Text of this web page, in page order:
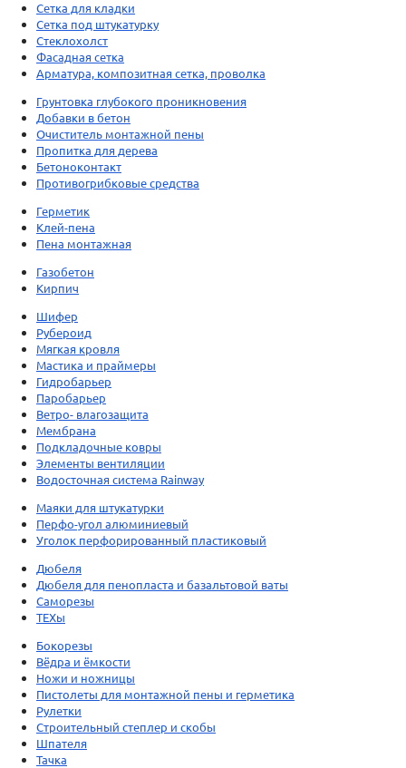
Сетка для кладки
Сетка под штукатурку
Стеклохолст
Фасадная сетка
Арматура, композитная сетка, проволка
Грунтовка глубокого проникновения
Добавки в бетон
Очиститель монтажной пены
Пропитка для дерева
Бетоноконтакт
Противогрибковые средства
Герметик
Клей-пена
Пена монтажная
Газобетон
Кирпич
Шифер
Рубероид
Мягкая кровля
Мастика и праймеры
Гидробарьер
Паробарьер
Ветро- влагозащита
Мембрана
Подкладочные ковры
Элементы вентиляции
Водосточная система Rainway
Маяки для штукатурки
Перфо-угол алюминиевый
Уголок перфорированный пластиковый
Дюбеля
Дюбеля для пенопласта и базальтовой ваты
Саморезы
ТЕХы
Бокорезы
Вёдра и ёмкости
Ножи и ножницы
Пистолеты для монтажной пены и герметика
Рулетки
Строительный степлер и скобы
Шпателя
Тачка